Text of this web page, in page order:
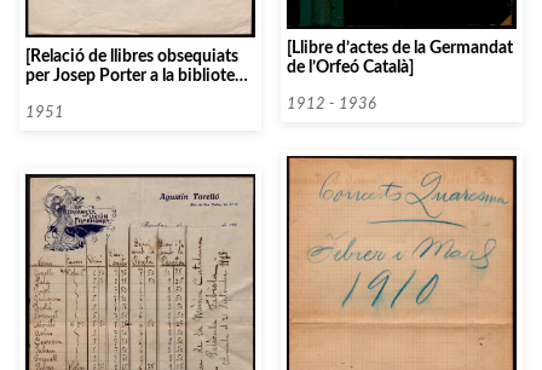
[Relació de llibres obsequiats
per Josep Porter a la biblioteca
1951
[Llibre d’actes de la Germandat
de l’Orfeó Català]
1912 - 1936